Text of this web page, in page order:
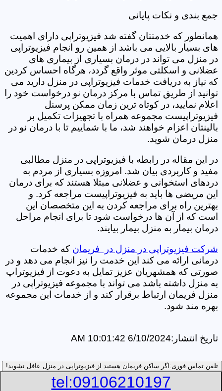
جمع بندی و نکات پایانی
همانطور که خدمتتان گفته شد فیزیوتراپی دارای اهمیت
های بسیار بالایی می باشد از همین رو انجام فیزیوتراپی
در منزل می تواند در درمان بسیاری از بیماری های
عضلانی و اسکلتی موثر واقع گردد، هرگاه احساس کردین
که نیاز به دریافت خدمات فیزیوتراپی در منزل دارید می
توانید از طریق تماس با مرکز درمان نو درخواست خود را
اعلام نمایید، در کوتاه ترین زمان ممکن پرسنل
فیزیوتراپیست مجموعه همراه با تجهیزات تکمیل بر
بالینتان اعزام خواهند شد، ما با شماییم تا با درمان نو در
منزل درمان شوید.
در این مقاله در رابطه با فیزیوتراپی در منزل مطالبی
مفید و کاربردی بیان شد. امروزه بسیاری از مردم به
دردهای استخوانی و عضلانی مبتلا هستند که برای درمان
این مریضی ها باید به فیزیوتراپیست مراجعه کرد. و
بهترین راه برای مراجعه کردن به این متخصصان این
است که از آن ها درخواست شود تا برای انجام مراحل
درمان بیمار به منزل بیمار بیایند.
شرکت فیزیوتراپی در منزل در فریمان که خدمات
درمانی ارائه می کند این خدمت را نیز انجام می دهد و در
صورتی که همشهریان عزیز تمایل به دعوت از فیزیوتراپ
به منزل داشته باشد می تواند با مجموعه فیزیوتراپی در
منزل فریمان ارتباط برقرار کند و از خدمات این مجموعه
بهره مند شود.
تاریخ انتشار:6/10/2024 10:01:42 AM
تلفن تماس فوری: اگر ساکن فریمان هستید از فیزیوتراپی در منزل عافل نشوید!
tel:09106210197